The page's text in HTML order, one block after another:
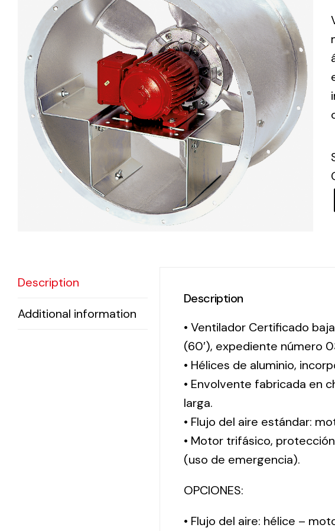
eléctrico.
Lighting and
Electrical
Equipment
Complete
solutions in
lighting and
Description
Additional information
Description
• Ventilador Certificado
(60′), expediente número
• Hélices de aluminio,
• Envolvente fabricada en
larga.
• Flujo del aire estándar:
• Motor trifásico,
(uso de emergencia).
OPCIONES:
• Flujo del aire: hélice –